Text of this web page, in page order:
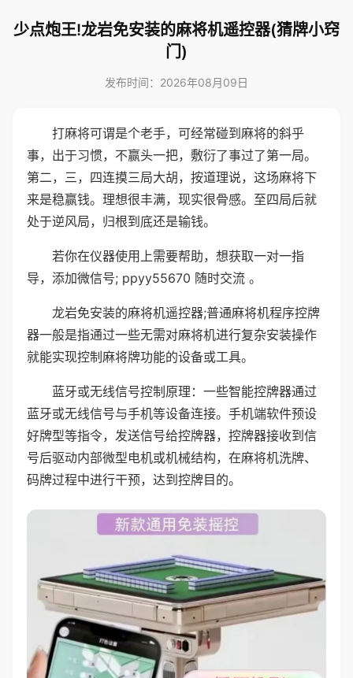
少点炮王!龙岩免安装的麻将机遥控器(猜牌小窍
门)
发布时间：2026年08月09日
打麻将可谓是个老手，可经常碰到麻将的斜乎
事，出于习惯，不赢头一把，敷衍了事过了第一局。
第二，三，四连摸三局大胡，按道理说，这场麻将下
来是稳赢钱。理想很丰满，现实很骨感。至四局后就
处于逆风局，归根到底还是输钱。
若你在仪器使用上需要帮助，想获取一对一指
导，添加微信号; ppyy55670 随时交流 。
龙岩免安装的麻将机遥控器;普通麻将机程序控牌
器一般是指通过一些无需对麻将机进行复杂安装操作
就能实现控制麻将牌功能的设备或工具。
蓝牙或无线信号控制原理：一些智能控牌器通过
蓝牙或无线信号与手机等设备连接。手机端软件预设
好牌型等指令，发送信号给控牌器，控牌器接收到信
号后驱动内部微型电机或机械结构，在麻将机洗牌、
码牌过程中进行干预，达到控牌目的。